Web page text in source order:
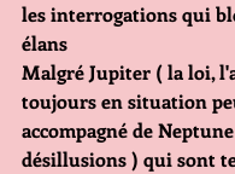
les interrogations qui
élans
Malgré Jupiter ( la loi,
toujours en situation
accompagné de
désillusions ) qui sont